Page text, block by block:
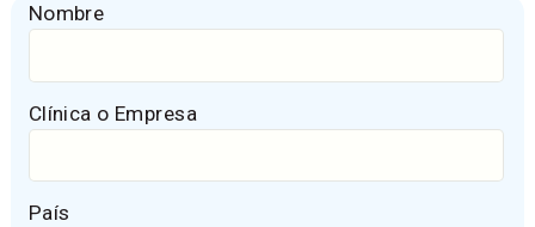
Nombre
Clínica o Empresa
País